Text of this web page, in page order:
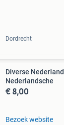
Dordrecht
Diverse
Nederlandsche
€ 8,00
Bezoek website